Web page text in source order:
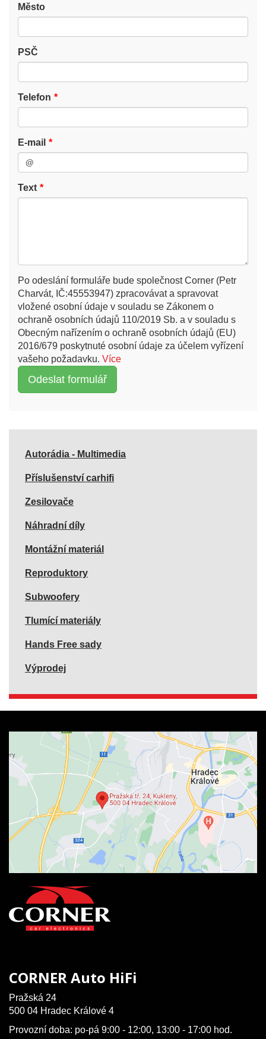
Město
PSČ
Telefon
E-mail
Text
Po odeslání formuláře bude společnost Corner (Petr
Charvát, IČ:45553947) zpracovávat a spravovat
vložené osobní údaje v souladu se Zákonem o
ochraně osobních údajů 110/2019 Sb. a v souladu s
Obecným nařízením o ochraně osobních údajů (EU)
2016/679 poskytnuté osobní údaje za účelem vyřízení
vašeho požadavku. Více
Autorádia - Multimedia
Příslušenství carhifi
Zesilovače
Náhradní díly
Montážní materiál
Reproduktory
Subwoofery
Tlumící materiály
Hands Free sady
Výprodej
CORNER Auto HiFi
Pražská 24
500 04 Hradec Králové 4
Provozní doba: po-pá 9:00 - 12:00, 13:00 - 17:00 hod.